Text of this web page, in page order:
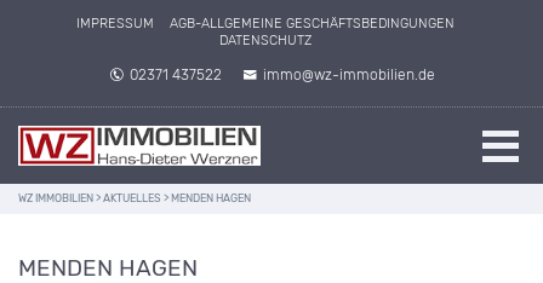
IMPRESSUM
AGB-ALLGEMEINE GESCHÄFTSBEDINGUNGEN
DATENSCHUTZ
02371 437522 immo@wz-immobilien.de
WZ IMMOBILIEN > AKTUELLES > MENDEN HAGEN
MENDEN HAGEN